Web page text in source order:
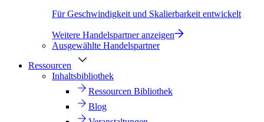
Für Geschwindigkeit und Skalierbarkeit entwickelt
Weitere Handelspartner anzeigen
Ausgewählte Handelspartner
Ressourcen
Inhaltsbibliothek
Ressourcen Bibliothek
Blog